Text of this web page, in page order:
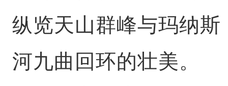
纵览天山群峰与玛纳斯
河九曲回环的壮美。